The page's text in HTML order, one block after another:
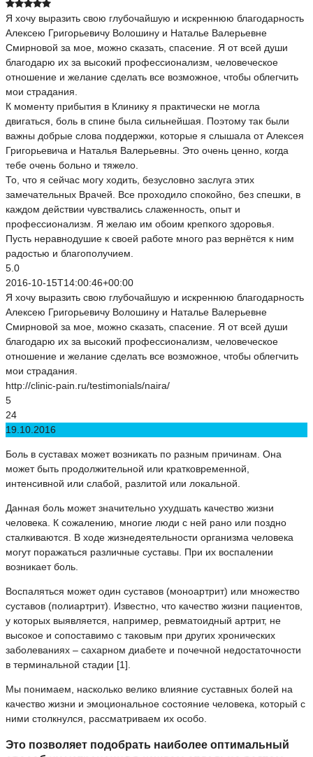
Я хочу выразить свою глубочайшую и искреннюю благодарность
Алексею Григорьевичу Волошину и Наталье Валерьевне
Смирновой за мое, можно сказать, спасение. Я от всей души
благодарю их за высокий профессионализм, человеческое
отношение и желание сделать все возможное, чтобы облегчить
мои страдания.
К моменту прибытия в Клинику я практически не могла
двигаться, боль в спине была сильнейшая. Поэтому так были
важны добрые слова поддержки, которые я слышала от Алексея
Григорьевича и Наталья Валерьевны. Это очень ценно, когда
тебе очень больно и тяжело.
То, что я сейчас могу ходить, безусловно заслуга этих
замечательных Врачей. Все проходило спокойно, без спешки, в
каждом действии чувствались слаженность, опыт и
профессионализм. Я желаю им обоим крепкого здоровья.
Пусть неравнодушие к своей работе много раз вернётся к ним
радостью и благополучием.
5.0
2016-10-15T14:00:46+00:00
Я хочу выразить свою глубочайшую и искреннюю благодарность
Алексею Григорьевичу Волошину и Наталье Валерьевне
Смирновой за мое, можно сказать, спасение. Я от всей души
благодарю их за высокий профессионализм, человеческое
отношение и желание сделать все возможное, чтобы облегчить
мои страдания.
http://clinic-pain.ru/testimonials/naira/
5
24
19.10.2016
Боль в суставах может возникать по разным причинам. Она
может быть продолжительной или кратковременной,
интенсивной или слабой, разлитой или локальной.
Данная боль может значительно ухудшать качество жизни
человека. К сожалению, многие люди с ней рано или поздно
сталкиваются. В ходе жизнедеятельности организма человека
могут поражаться различные суставы. При их воспалении
возникает боль.
Воспаляться может один суставов (моноартрит) или множество
суставов (полиартрит). Известно, что качество жизни пациентов,
у которых выявляется, например, ревматоидный артрит, не
высокое и сопоставимо с таковым при других хронических
заболеваниях – сахарном диабете и почечной недостаточности
в терминальной стадии [1].
Мы понимаем, насколько велико влияние суставных болей на
качество жизни и эмоциональное состояние человека, который с
ними столкнулся, рассматриваем их особо.
Это позволяет подобрать наиболее оптимальный